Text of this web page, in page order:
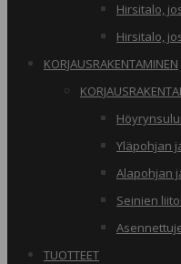
Hirsitalo,
Hirsitalo,
KORJAUSRAKENTAMINEN
Yläpohjan
Alapohjan
Seinien
TUOTTEET